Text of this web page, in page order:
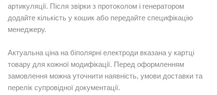
артикуляції. Після звірки з протоколом і генератором
додайте кількість у кошик або передайте специфікацію
менеджеру.
Актуальна ціна на біполярні електроди вказана у картці
товару для кожної модифікації. Перед оформленням
замовлення можна уточнити наявність, умови доставки та
перелік супровідної документації.